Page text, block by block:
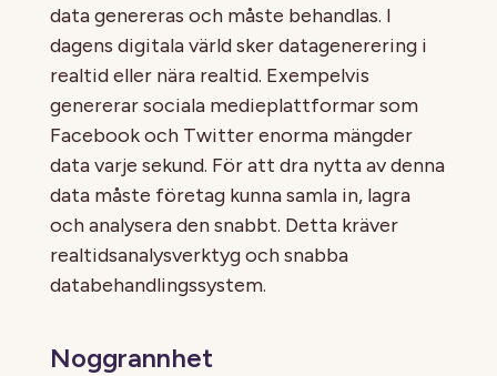
data genereras och måste behandlas. I
dagens digitala värld sker datagenerering i
realtid eller nära realtid. Exempelvis
genererar sociala medieplattformar som
Facebook och Twitter enorma mängder
data varje sekund. För att dra nytta av denna
data måste företag kunna samla in, lagra
och analysera den snabbt. Detta kräver
realtidsanalysverktyg och snabba
databehandlingssystem.
Noggrannhet